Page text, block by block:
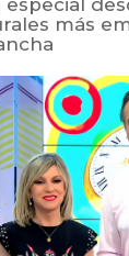
más